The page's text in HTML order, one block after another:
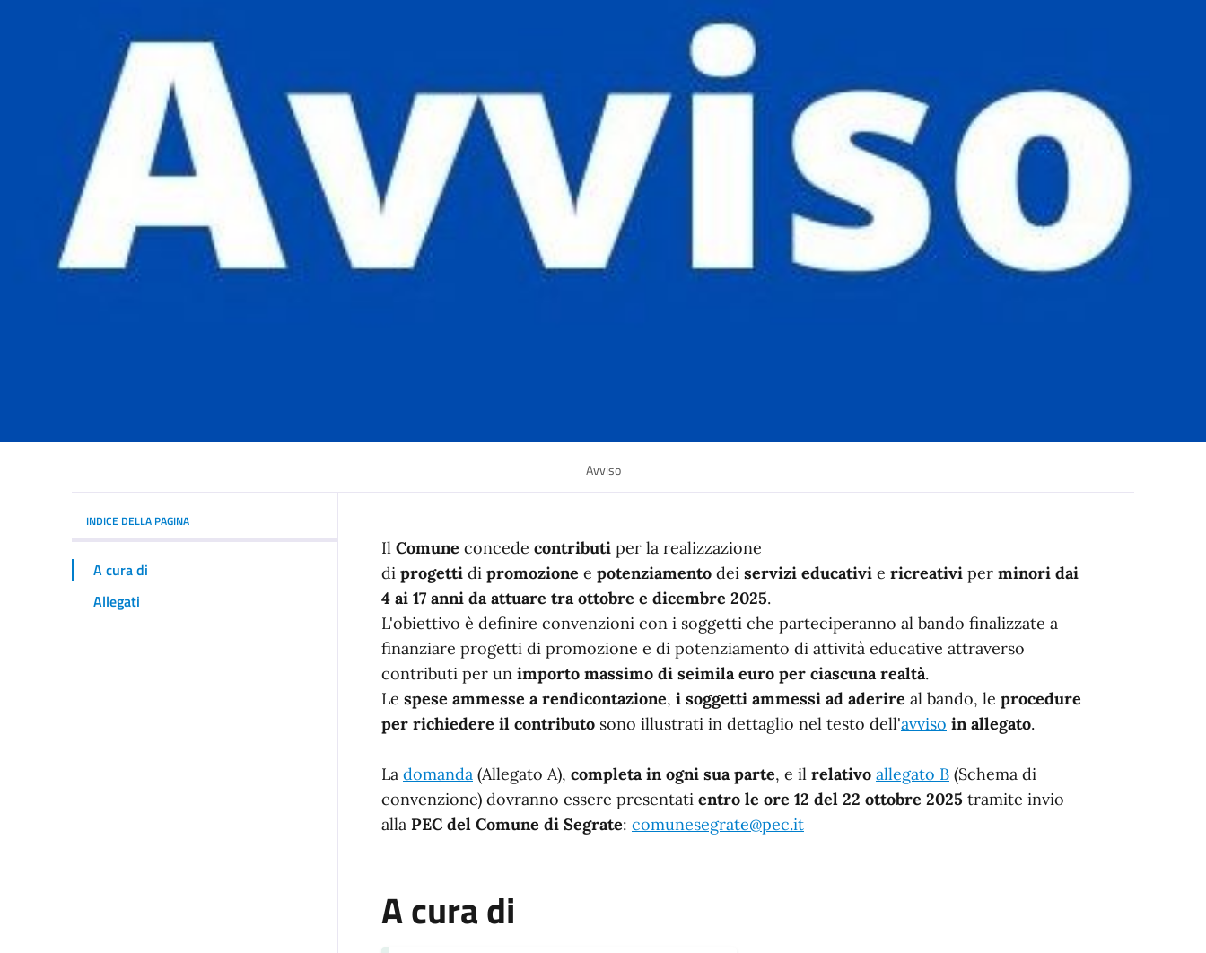
Avviso
INDICE DELLA PAGINA
A cura di
Allegati
In dettaglio
Il Comune concede contributi per la realizzazione
di progetti di promozione e potenziamento dei servizi educativi e ricreativi per minori dai
4 ai 17 anni da attuare tra ottobre e dicembre 2025.
L'obiettivo è definire convenzioni con i soggetti che parteciperanno al bando finalizzate a
finanziare progetti di promozione e di potenziamento di attività educative attraverso
contributi per un importo massimo di seimila euro per ciascuna realtà.
Le spese ammesse a rendicontazione, i soggetti ammessi ad aderire al bando, le procedure
per richiedere il contributo sono illustrati in dettaglio nel testo dell'avviso in allegato.
La domanda (Allegato A), completa in ogni sua parte, e il relativo allegato B (Schema di
convenzione) dovranno essere presentati entro le ore 12 del 22 ottobre 2025 tramite invio
alla PEC del Comune di Segrate: comunesegrate@pec.it
A cura di